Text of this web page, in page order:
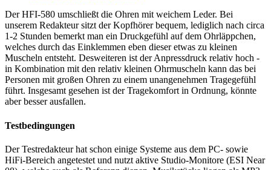
Der HFI-580 umschließt die Ohren mit weichem Leder. Bei
unserem Redakteur sitzt der Kopfhörer bequem, lediglich nach circa
1-2 Stunden bemerkt man ein Druckgefühl auf dem Ohrläppchen,
welches durch das Einklemmen eben dieser etwas zu kleinen
Muscheln entsteht. Desweiteren ist der Anpressdruck relativ hoch -
in Kombination mit den relativ kleinen Ohrmuscheln kann das bei
Personen mit großen Ohren zu einem unangenehmen Tragegefühl
führt. Insgesamt gesehen ist der Tragekomfort in Ordnung, könnte
aber besser ausfallen.
Testbedingungen
Der Testredakteur hat schon einige Systeme aus dem PC- sowie
HiFi-Bereich angetestet und nutzt aktive Studio-Monitore (ESI Near